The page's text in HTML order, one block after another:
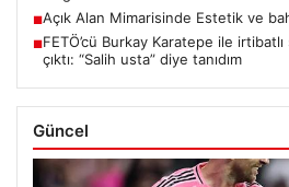
■Açık Alan Mimarisinde Estetik ve
■FETÖ’cü Burkay Karatepe ile
çıktı: “Salih usta” diye tanıdım
Güncel